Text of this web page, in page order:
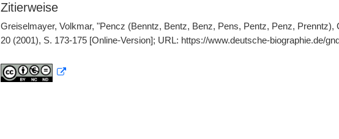
Zitierweise
Greiselmayer, Volkmar, "Pencz (Benntz, Bentz, Benz, Pens, Pentz, Penz,
20 (2001), S. 173-175 [Online-Version]; URL: https://www.deutsche-biographie.de/